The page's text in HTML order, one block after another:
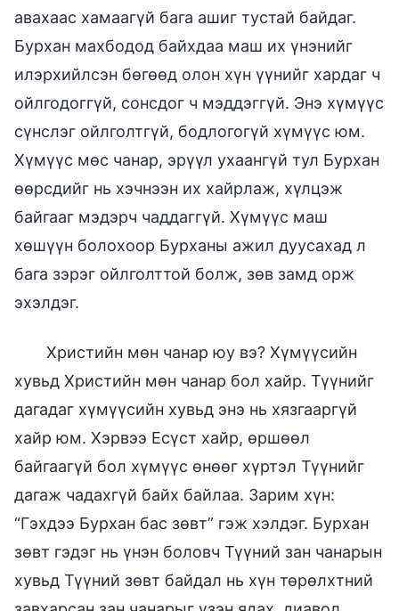
авахаас хамаагүй бага ашиг тустай байдаг.
Бурхан махбодод байхдаа маш их үнэнийг
илэрхийлсэн бөгөөд олон хүн үүнийг хардаг ч
ойлгодоггүй, сонсдог ч мэддэггүй. Энэ хүмүүс
сүнслэг ойлголтгүй, бодлогогүй хүмүүс юм.
Хүмүүс мөс чанар, эрүүл ухаангүй тул Бурхан
өөрсдийг нь хэчнээн их хайрлаж, хүлцэж
байгааг мэдэрч чаддаггүй. Хүмүүс маш
хөшүүн болохоор Бурханы ажил дуусахад л
бага зэрэг ойлголттой болж, зөв замд орж
эхэлдэг.
Христийн мөн чанар юу вэ? Хүмүүсийн
хувьд Христийн мөн чанар бол хайр. Түүнийг
дагадаг хүмүүсийн хувьд энэ нь хязгааргүй
хайр юм. Хэрвээ Есүст хайр, өршөөл
байгаагүй бол хүмүүс өнөөг хүртэл Түүнийг
дагаж чадахгүй байх байлаа. Зарим хүн:
“Гэхдээ Бурхан бас зөвт” гэж хэлдэг. Бурхан
зөвт гэдэг нь үнэн боловч Түүний зан чанарын
хувьд Түүний зөвт байдал нь хүн төрөлхтний